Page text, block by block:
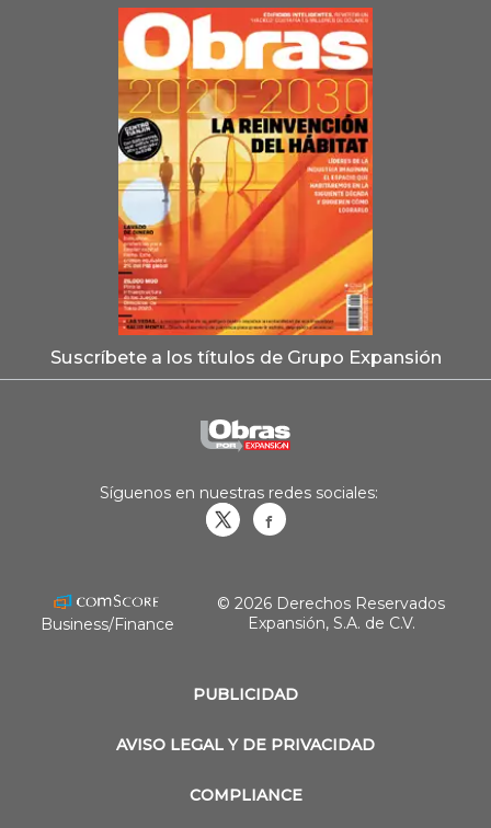
Suscríbete a los títulos de Grupo Expansión
PUBLICIDAD
AVISO LEGAL Y DE PRIVACIDAD
COMPLIANCE
Síguenos en nuestras redes sociales:
Business/Finance
© 2026 Derechos Reservados
Expansión, S.A. de C.V.